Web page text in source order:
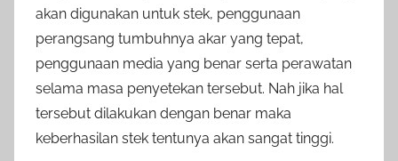
akan digunakan untuk stek, penggunaan
perangsang tumbuhnya akar yang tepat,
penggunaan media yang benar serta perawatan
selama masa penyetekan tersebut. Nah jika hal
tersebut dilakukan dengan benar maka
keberhasilan stek tentunya akan sangat tinggi.